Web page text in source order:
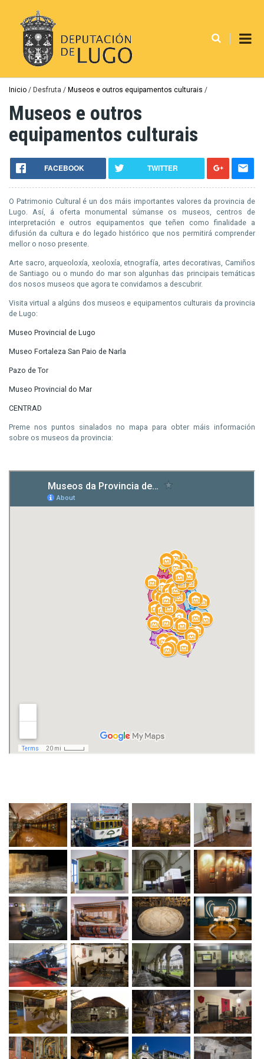
contido
principal
Miga
de
pan
Inicio Desfruta Museos e outros equipamentos culturais
Museos e outros
equipamentos culturais
FACEBOOK TWITTER
O Patrimonio Cultural é un dos máis importantes valores da provincia de
Lugo. Así, á oferta monumental súmanse os museos, centros de
interpretación e outros equipamentos que teñen como finalidade a
difusión da cultura e do legado histórico que nos permitirá comprender
mellor o noso presente.
Arte sacro, arqueoloxía, xeoloxía, etnografía, artes decorativas, Camiños
de Santiago ou o mundo do mar son algunhas das principais temáticas
dos nosos museos que agora te convidamos a descubrir.
Visita virtual a algúns dos museos e equipamentos culturais da provincia
de Lugo:
Museo Provincial de Lugo
Museo Fortaleza San Paio de Narla
Pazo de Tor
Museo Provincial do Mar
CENTRAD
Preme nos puntos sinalados no mapa para obter máis información
sobre os museos da provincia: